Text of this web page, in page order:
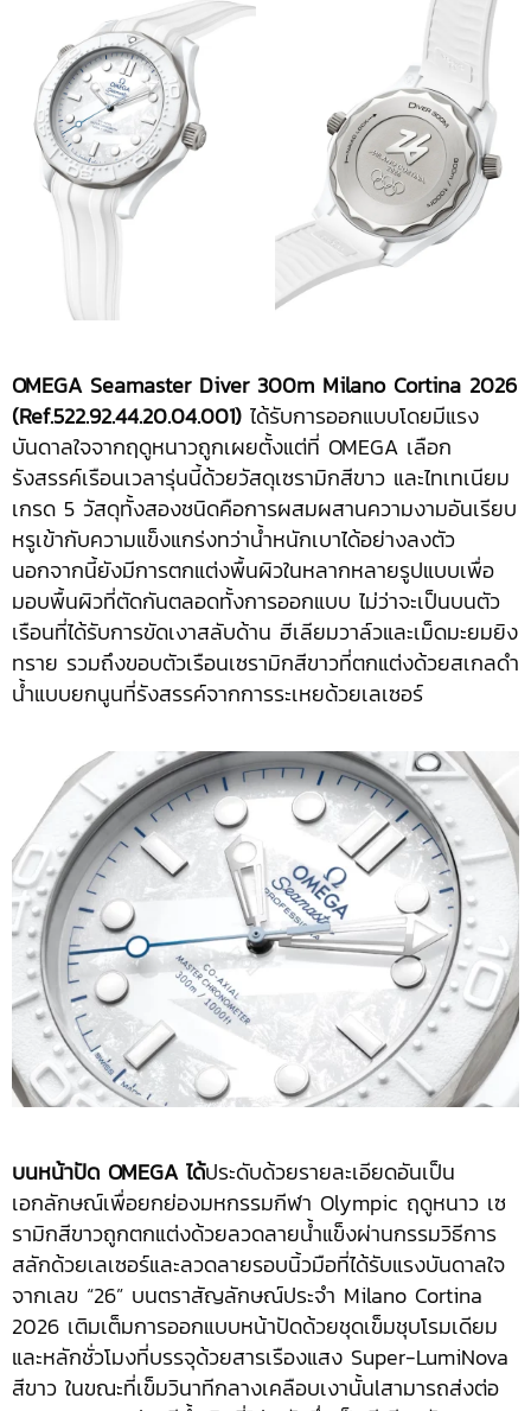
OMEGA Seamaster Diver 300m Milano Cortina 2026
(Ref.522.92.44.20.04.001) ได้รับการออกแบบโดยมีแรง
บันดาลใจจากฤดูหนาวถูกเผยตั้งแต่ที่ OMEGA เลือก
รังสรรค์เรือนเวลารุ่นนี้ด้วยวัสดุเซรามิกสีขาว และไทเทเนียม
เกรด 5 วัสดุทั้งสองชนิดคือการผสมผสานความงามอันเรียบ
หรูเข้ากับความแข็งแกร่งทว่าน้ำหนักเบาได้อย่างลงตัว
นอกจากนี้ยังมีการตกแต่งพื้นผิวในหลากหลายรูปแบบเพื่อ
มอบพื้นผิวที่ตัดกันตลอดทั้งการออกแบบ ไม่ว่าจะเป็นบนตัว
เรือนที่ได้รับการขัดเงาสลับด้าน ฮีเลียมวาล์วและเม็ดมะยมยิง
ทราย รวมถึงขอบตัวเรือนเซรามิกสีขาวที่ตกแต่งด้วยสเกลดำ
น้ำแบบยกนูนที่รังสรรค์จากการระเหยด้วยเลเซอร์
บนหน้าปัด OMEGA ได้ประดับด้วยรายละเอียดอันเป็น
เอกลักษณ์เพื่อยกย่องมหกรรมกีฬา Olympic ฤดูหนาว เซ
รามิกสีขาวถูกตกแต่งด้วยลวดลายน้ำแข็งผ่านกรรมวิธีการ
สลักด้วยเลเซอร์และลวดลายรอบนิ้วมือที่ได้รับแรงบันดาลใจ
จากเลข “26” บนตราสัญลักษณ์ประจำ Milano Cortina
2026 เติมเต็มการออกแบบหน้าปัดด้วยชุดเข็มชุบโรมเดียม
และหลักชั่วโมงที่บรรจุด้วยสารเรืองแสง Super-LumiNova
สีขาว ในขณะที่เข็มวินาทีกลางเคลือบเงานั้นlสามารถส่งต่อ